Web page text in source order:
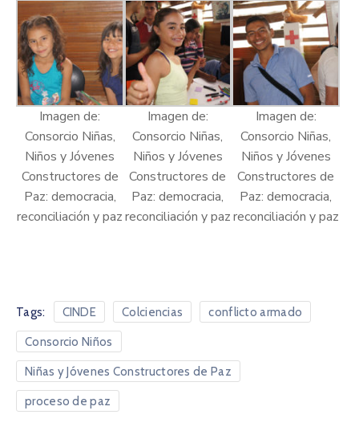
Imagen de:
Consorcio Niñas,
Niños y Jóvenes
Constructores de
Paz: democracia,
reconciliación y paz
Imagen de:
Consorcio Niñas,
Niños y Jóvenes
Constructores de
Paz: democracia,
reconciliación y paz
Imagen de:
Consorcio Niñas,
Niños y Jóvenes
Constructores de
Paz: democracia,
reconciliación y paz
Tags: CINDE Colciencias conflicto armado
Consorcio Niños
Niñas y Jóvenes Constructores de Paz
proceso de paz